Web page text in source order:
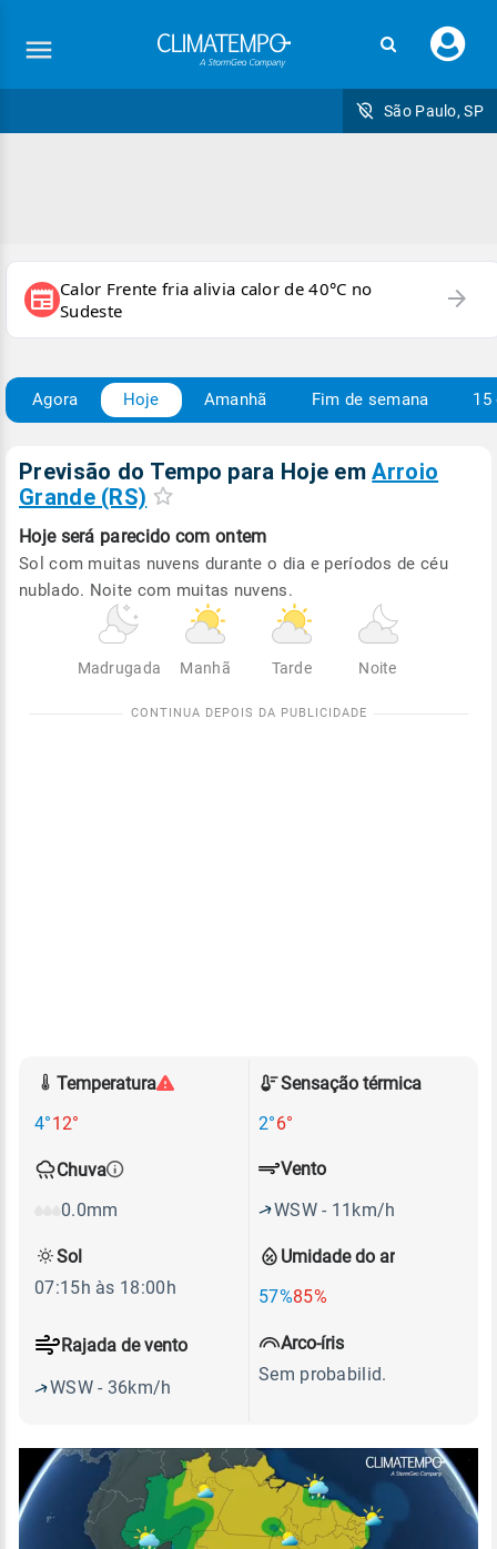
seu
São Paulo, SP
newspaper Calor Frente fria alivia calor de 40°C no
Sudeste
arrow_forward
Agora Hoje Amanhã Fim de semana 15
Previsão do Tempo para Hoje emArroio
Grande (RS)
Hoje será parecido com ontem
Sol com muitas nuvens durante o dia e períodos de céu
nublado. Noite com muitas nuvens.
Madrugada Manhã Tarde Noite
Temperatura
4°12°
Sensação térmica
2°6°
Chuva
0.0mm
Umidade do ar
57%85%
Vento
WSW - 11km/h
Rajada de vento
WSW - 36km/h
Sol
07:15h às 18:00h
Arco-íris
Sem probabilid.